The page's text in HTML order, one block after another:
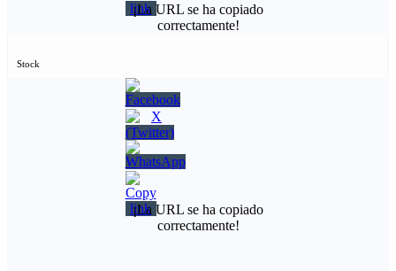
¡La URL se ha copiado
correctamente!
Stock
¡La URL se ha copiado
correctamente!